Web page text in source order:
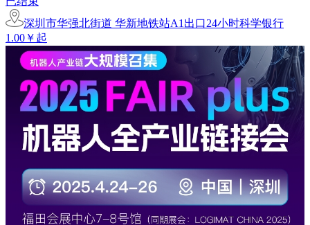
深圳市华强北街道 华新地铁站A1出口24小时科学银行
1.00￥起